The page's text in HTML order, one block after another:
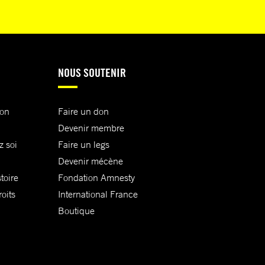
soi
NOUS SOUTENIR
Faire un don
Devenir membre
Faire un legs
Devenir mécène
Fondation Amnesty
International France
Boutique